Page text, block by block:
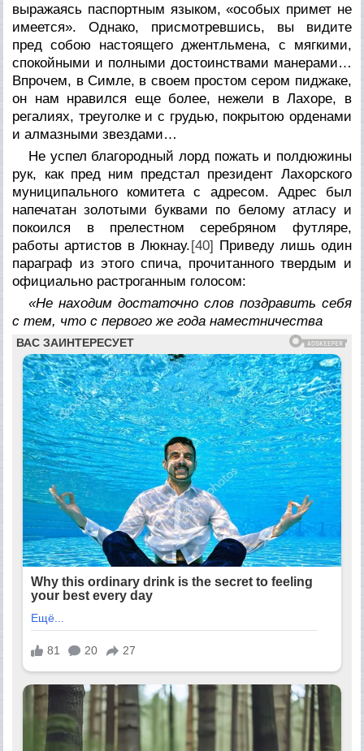
выражаясь паспортным языком, «особых примет не
имеется». Однако, присмотревшись, вы видите
пред собою настоящего джентльмена, с мягкими,
спокойными и полными достоинствами манерами…
Впрочем, в Симле, в своем простом сером пиджаке,
он нам нравился еще более, нежели в Лахоре, в
регалиях, треуголке и с грудью, покрытою орденами
и алмазными звездами…
Не успел благородный лорд пожать и полдюжины
рук, как пред ним предстал президент Лахорского
муниципального комитета с адресом. Адрес был
напечатан золотыми буквами по белому атласу и
покоился в прелестном серебряном футляре,
работы артистов в Люкнау.[40] Приведу лишь один
параграф из этого спича, прочитанного твердым и
официально растроганным голосом:
«Не находим достаточно слов поздравить себя
с тем, что с первого же года наместничества